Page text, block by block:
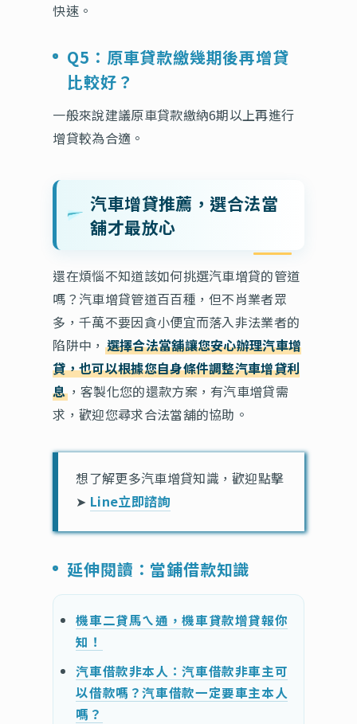
快速。
Q5：原車貸款繳幾期後再增貸
比較好？
一般來說建議原車貸款繳納6期以上再進行
增貸較為合適。
汽車增貸推薦，選合法當
舖才最放心
還在煩惱不知道該如何挑選汽車增貸的管道
嗎？汽車增貸管道百百種，但不肖業者眾
多，千萬不要因貪小便宜而落入非法業者的
陷阱中， 選擇合法當舖讓您安心辦理汽車增
貸，也可以根據您自身條件調整汽車增貸利
息，客製化您的還款方案，有汽車增貸需
求，歡迎您尋求合法當舖的協助。
想了解更多汽車增貸知識，歡迎點擊
➤ Line立即諮詢
延伸閱讀：當鋪借款知識
機車二貸馬ㄟ通，機車貸款增貸報你
知！
汽車借款非本人：汽車借款非車主可
以借款嗎？汽車借款一定要車主本人
嗎？